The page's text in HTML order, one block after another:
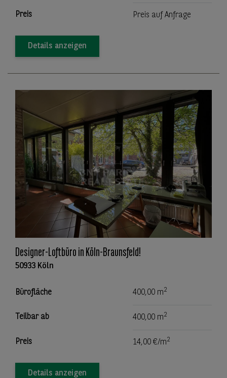
Preis Preis auf Anfrage
Details anzeigen
Designer-Loftbüro in Köln-Braunsfeld!
50933 Köln
Bürofläche 400,00 m2
Teilbar ab 400,00 m2
Preis 14,00 €/m2
Details anzeigen